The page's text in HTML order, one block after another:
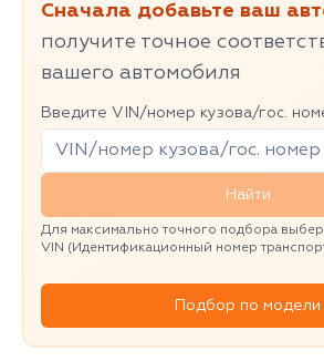
Сначала добавьте ваш
получите точное
вашего автомобиля
Введите VIN/номер кузова/гос.
Найти
Для максимально точного подбора
VIN (Идентификационный номер
Подбор по модели